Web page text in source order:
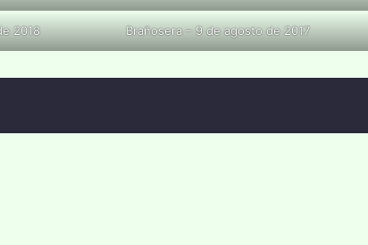
2018 Brañosera – 9 de agosto de 2017